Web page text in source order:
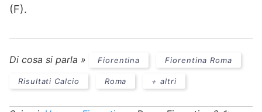
(F).
Di cosa si parla » Fiorentina Fiorentina Roma
Risultati Calcio Roma + altri